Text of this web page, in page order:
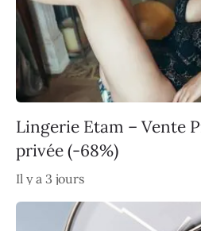
Lingerie Etam – Vente
privée (-68%)
Il y a 3 jours